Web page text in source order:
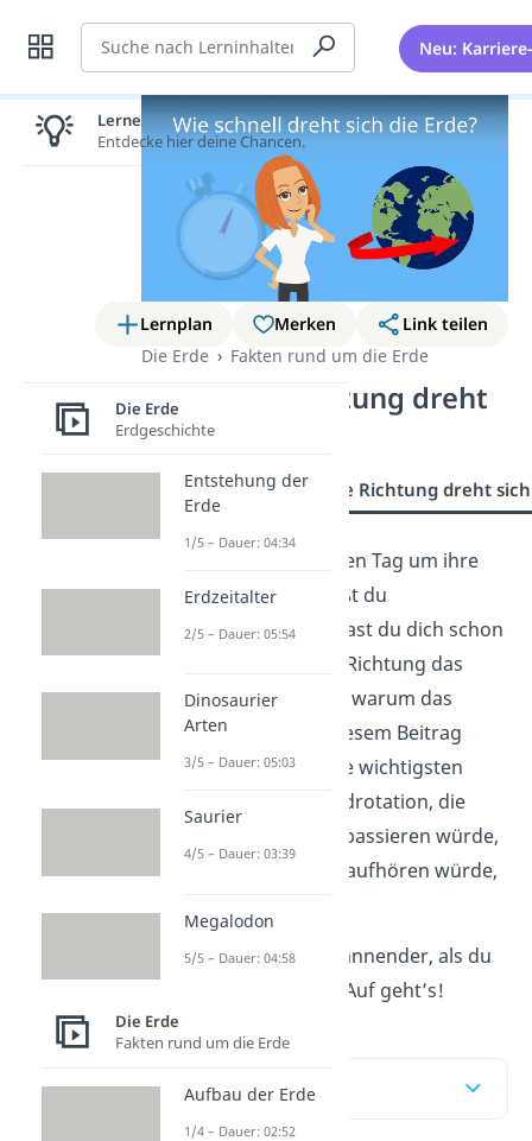
Suche Neu:
Lernplan Merken
Link teilen
Die Erde
Fakten rund um die Erde
In welche Richtung dreht
sich die Erde?
Übersicht In welche Richtung dreht sich
Die Erde dreht sich jeden Tag um ihre
eigene Achse. Das weißt du
wahrscheinlich. Aber hast du dich schon
mal gefragt, in welche Richtung das
eigentlich passiert und warum das
überhaupt so ist? In diesem Beitrag
beantworten wir dir die wichtigsten
Fragen rund um die Erdrotation, die
und was passieren würde,
wenn die Erde einfach aufhören würde,
Die Antworten sind spannender, als du
vielleicht denkst. Also: Auf geht’s!
Inhaltsübersicht
Lernen lohnt sich!
Entdecke hier deine Chancen.
Die Erde
Erdgeschichte
Entstehung der
Erde
1/5 – Dauer: 04:34
Erdzeitalter
2/5 – Dauer: 05:54
Dinosaurier
Arten
3/5 – Dauer: 05:03
Saurier
4/5 – Dauer: 03:39
Megalodon
5/5 – Dauer: 04:58
Die Erde
Fakten rund um die Erde
Aufbau der Erde
1/4 – Dauer: 02:52